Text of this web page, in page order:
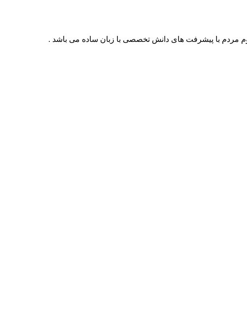
مردم با پیشرفت های دانش تخصصی با زبان ساده می باشد .